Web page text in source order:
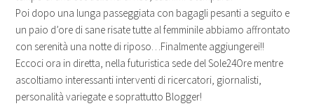
Poi dopo una lunga passeggiata con bagagli pesanti a seguito e
un paio d’ore di sane risate tutte al femminile abbiamo affrontato
con serenità una notte di riposo…Finalmente aggiungerei!!
Eccoci ora in diretta, nella futuristica sede del Sole24Ore mentre
ascoltiamo interessanti interventi di ricercatori, giornalisti,
personalità variegate e soprattutto Blogger!